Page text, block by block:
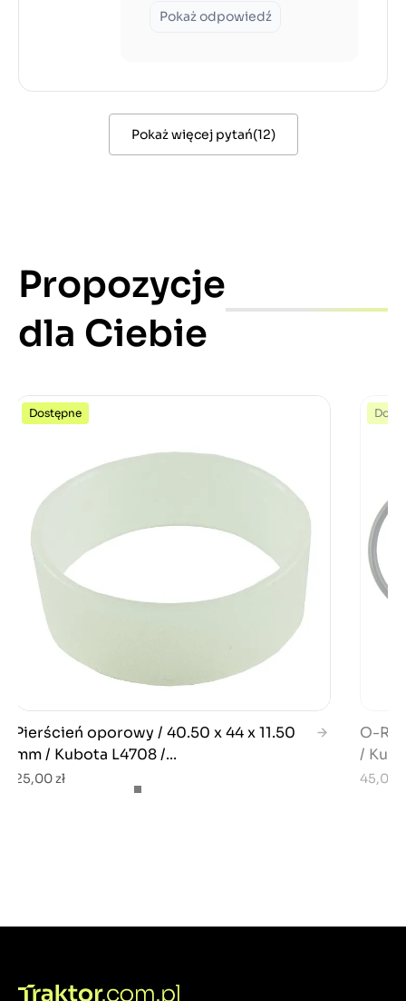
Pokaż odpowiedź
Pokaż więcej pytań(12)
Propozycje
dla Ciebie
Dostępne
Pierścień oporowy / 40.50 x 44 x 11.50
mm / Kubota L4708 /...
25,00 zł
O-
/
45,00